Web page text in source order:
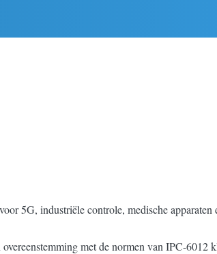
5G, industriële controle, medische apparaten
met de normen van IPC-6012